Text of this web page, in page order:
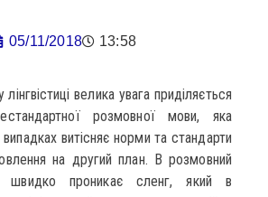
05/11/2018 13:58
велика увага приділяється
розмовної мови, яка
витісняє норми та стандарти
на другий план. В розмовний
швидко проникає сленг, який в